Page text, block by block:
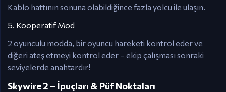
Kablo hattının sonuna olabildiğince fazla yolcu ile ulaşın.
5. Kooperatif Mod
2 oyunculu modda, bir oyuncu hareketi kontrol eder ve
diğeri ateş etmeyi kontrol eder – ekip çalışması sonraki
seviyelerde anahtardır!
Skywire 2 – İpuçları & Püf Noktaları